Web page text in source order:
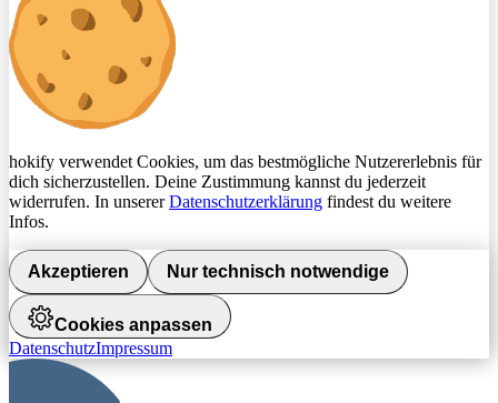
hokify verwendet Cookies, um das bestmögliche Nutzererlebnis für
dich sicherzustellen. Deine Zustimmung kannst du jederzeit
widerrufen. In unsererDatenschutzerklärung findest du weitere
Infos.
Akzeptieren Nur technisch notwendige
Cookies anpassen
DatenschutzImpressum